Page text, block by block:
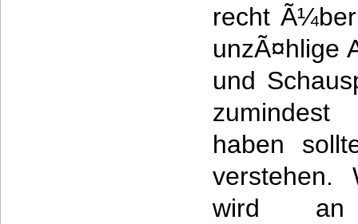
recht
unzÃ¤hlige
und
haben
verstehen.
wird an